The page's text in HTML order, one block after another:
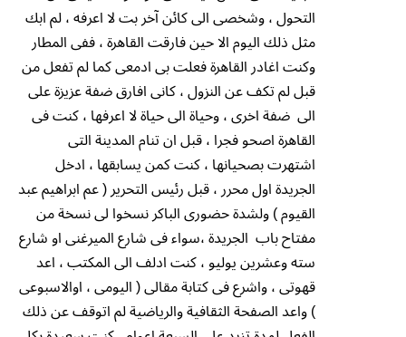
التحول ، وشخصى الى كائن آخر بت لا اعرفه ، لم ابك
مثل ذلك اليوم الا حين فارقت القاهرة ، ففى المطار
وكنت اغادر القاهرة فعلت بى ادمعى كما لم تفعل من
قبل لم تكف عن النزول ، كانى افارق ضفة عزيزة على
الى ضفة اخرى ، وحياة الى حياة لا اعرفها ، كنت فى
القاهرة اصحو فجرا ، قبل ان تنام المدينة التى
اشتهرت بصحيانها ، كنت كمن يسابقها ، ادخل
الجريدة اول محرر ، قبل رئيس التحرير ( عم ابراهيم عبد
القيوم ) ولشدة حضورى الباكر نسخوا لى نسخة من
مفتاح باب الجريدة ،سواء فى شارع الميرغنى او شارع
سته وعشرين يوليو ، كنت ادلف الى المكتب ، اعد
قهوتى ، واشرع فى كتابة مقالى ( اليومى ، اوالاسبوعى
) واعد الصفحة الثقافية والرياضية لم اتوقف عن ذلك